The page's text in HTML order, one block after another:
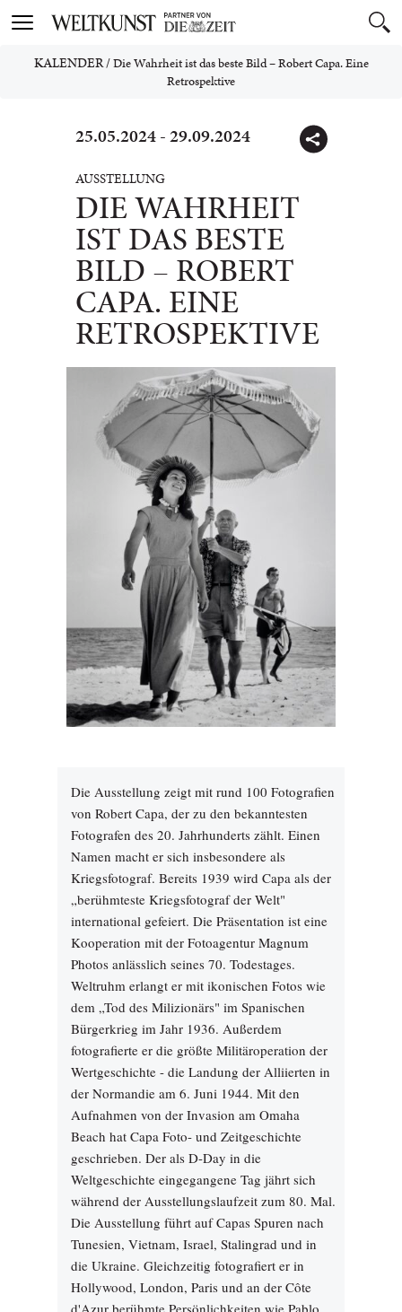
Toggle
KALENDER/Die Wahrheit ist das beste Bild – Robert Capa. Eine
Retrospektive
25.05.2024 - 29.09.2024
AUSSTELLUNG
DIE WAHRHEIT
IST DAS BESTE
BILD – ROBERT
CAPA. EINE
RETROSPEKTIVE
Die Ausstellung zeigt mit rund 100 Fotografien
von Robert Capa, der zu den bekanntesten
Fotografen des 20. Jahrhunderts zählt. Einen
Namen macht er sich insbesondere als
Kriegsfotograf. Bereits 1939 wird Capa als der
„berühmteste Kriegsfotograf der Welt"
international gefeiert. Die Präsentation ist eine
Kooperation mit der Fotoagentur Magnum
Photos anlässlich seines 70. Todestages.
Weltruhm erlangt er mit ikonischen Fotos wie
dem „Tod des Milizionärs" im Spanischen
Bürgerkrieg im Jahr 1936. Außerdem
fotografierte er die größte Militäroperation der
Wertgeschichte - die Landung der Alliierten in
der Normandie am 6. Juni 1944. Mit den
Aufnahmen von der Invasion am Omaha
Beach hat Capa Foto- und Zeitgeschichte
geschrieben. Der als D-Day in die
Weltgeschichte eingegangene Tag jährt sich
während der Ausstellungslaufzeit zum 80. Mal.
Die Ausstellung führt auf Capas Spuren nach
Tunesien, Vietnam, Israel, Stalingrad und in
die Ukraine. Gleichzeitig fotografiert er in
Hollywood, London, Paris und an der Côte